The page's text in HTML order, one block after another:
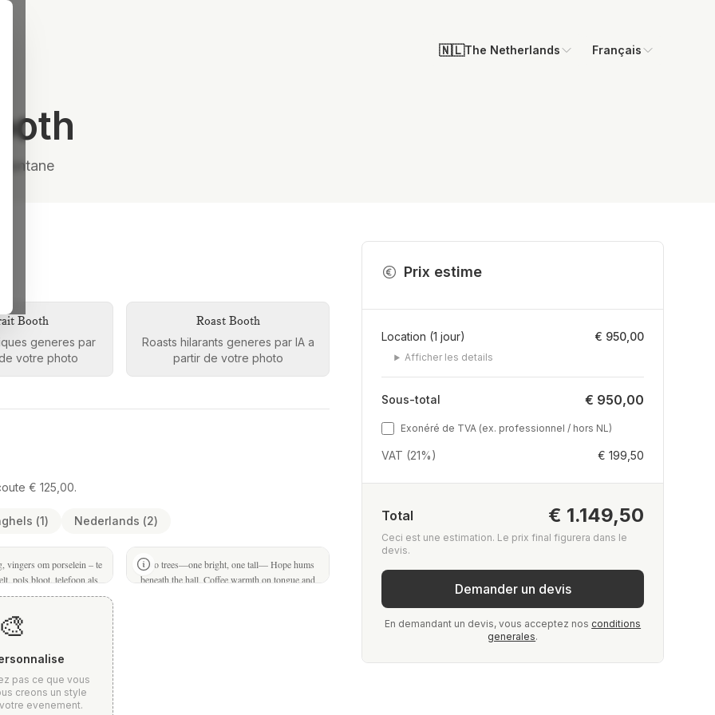
🇳🇱The Netherlands Français
Booth
generes par
votre photo
Roast Booth
Roasts hilarants generes par IA a
partir de votre photo
€ 125,00.
(1) Nederlands (2)
vingers om porselein – te
pols bloot, telefoon als
zien, hij verbergt de
dan zij zelf.
Two trees—one bright, one tall— Hope hums
beneath the hall, Coffee warmth on tongue and
Happy Poetry
🎨
pas ce que vous
creons un style
evenement.
Prix estime
Location (1 jour) € 950,00
Afficher les details
Sous-total € 950,00
Exonéré de TVA (ex. professionnel / hors NL)
VAT (21%) € 199,50
Total € 1.149,50
Ceci est une estimation. Le prix final figurera dans le
devis.
Demander un devis
En demandant un devis, vous acceptez nos conditions
generales.